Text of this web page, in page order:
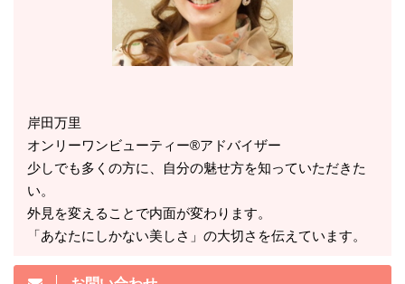
岸田万里
オンリーワンビューティー®アドバイザー
少しでも多くの方に、自分の魅せ方を知っていただきた
い。
外見を変えることで内面が変わります。
「あなたにしかない美しさ」の大切さを伝えています。